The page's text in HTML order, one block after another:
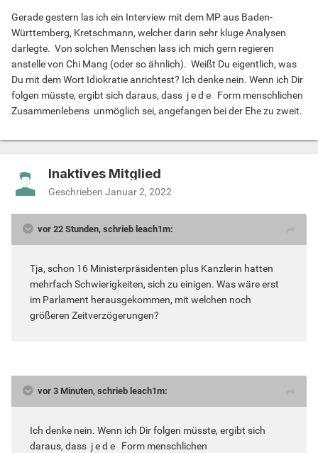
Gerade gestern las ich ein Interview mit dem MP aus Baden-
Württemberg, Kretschmann, welcher darin sehr kluge Analysen
darlegte. Von solchen Menschen lass ich mich gern regieren
anstelle von Chi Mang (oder so ähnlich). Weißt Du eigentlich, was
Du mit dem Wort Idiokratie anrichtest? Ich denke nein. Wenn ich Dir
folgen müsste, ergibt sich daraus, dass j e d e Form menschlichen
Zusammenlebens unmöglich sei, angefangen bei der Ehe zu zweit.
Inaktives Mitglied
Geschrieben Januar 2, 2022
vor 22 Stunden, schrieb leach1m:
Tja, schon 16 Ministerpräsidenten plus Kanzlerin hatten
mehrfach Schwierigkeiten, sich zu einigen. Was wäre erst
im Parlament herausgekommen, mit welchen noch
größeren Zeitverzögerungen?
vor 3 Minuten, schrieb leach1m:
Ich denke nein. Wenn ich Dir folgen müsste, ergibt sich
daraus, dass j e d e Form menschlichen